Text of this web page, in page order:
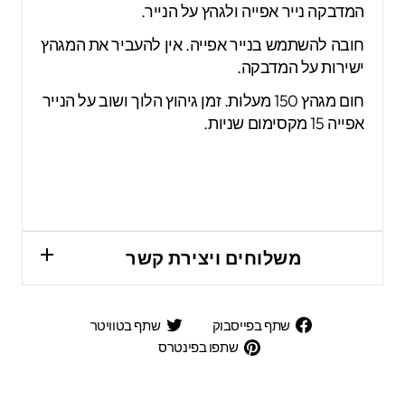
המדבקה נייר אפייה ולגהץ על הנייר.
חובה להשתמש בנייר אפייה. אין להעביר את המגהץ
ישירות על המדבקה.
חום מגהץ 150 מעלות. זמן גיהוץ הלוך ושוב על הנייר
אפייה 15 מקסימום שניות.
משלוחים ויצירת קשר
שתף בפייסבוק
שתף
בפייסבוק
שתף בטוויטר
שתפו בפינטרס